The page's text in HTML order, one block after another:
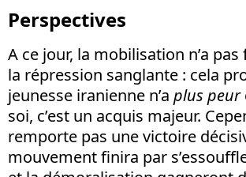
Perspectives
A ce jour, la mobilisation n’a
la répression sanglante : cela
jeunesse iranienne n’a plus peur
soi, c’est un acquis majeur.
remporte pas une victoire
mouvement finira par